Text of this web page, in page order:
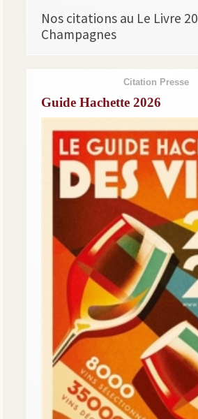
Nos citations au Le Livre
Champagnes
Citation Presse
Guide Hachette 2026